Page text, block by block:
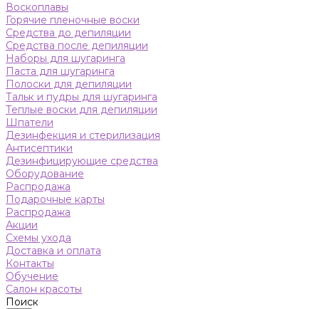
Воскоплавы
Горячие пленочные воски
Средства до депиляции
Средства после депиляции
Наборы для шугаринга
Паста для шугаринга
Полоски для депиляции
Тальк и пудры для шугаринга
Теплые воски для депиляции
Шпатели
Дезинфекция и стерилизация
Антисептики
Дезинфицирующие средства
Оборудование
Распродажа
Подарочные карты
Распродажа
Акции
Схемы ухода
Доставка и оплата
Контакты
Обучение
Салон красоты
Поиск